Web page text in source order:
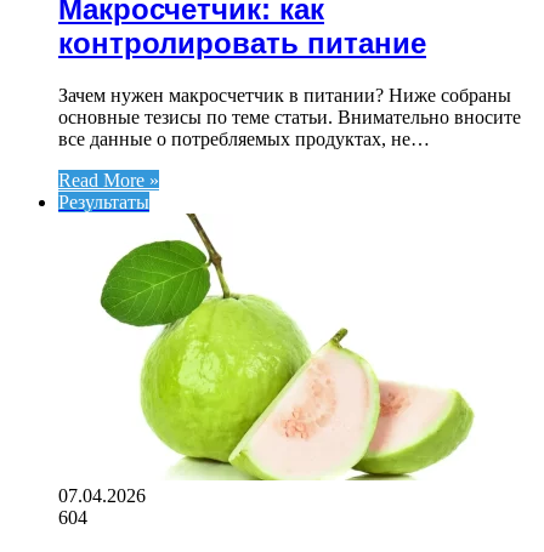
Макросчетчик: как
контролировать питание
Зачем нужен макросчетчик в питании? Ниже собраны
основные тезисы по теме статьи. Внимательно вносите
все данные о потребляемых продуктах, не…
Read More »
Результаты
07.04.2026
604